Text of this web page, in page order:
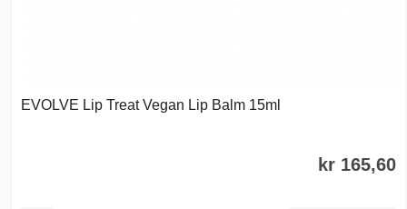
EVOLVE Lip Treat Vegan Lip Balm 15ml
kr 165,60